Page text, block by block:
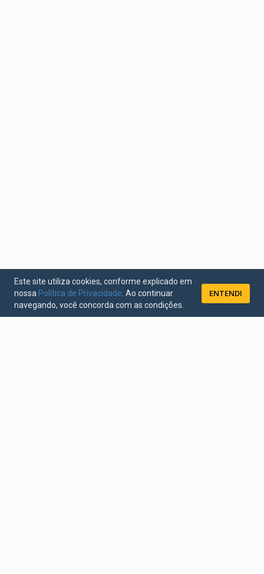
Este site utiliza cookies, conforme explicado em
nossa Política de Privacidade . Ao continuar
navegando, você concorda com as condições.
ENTENDI